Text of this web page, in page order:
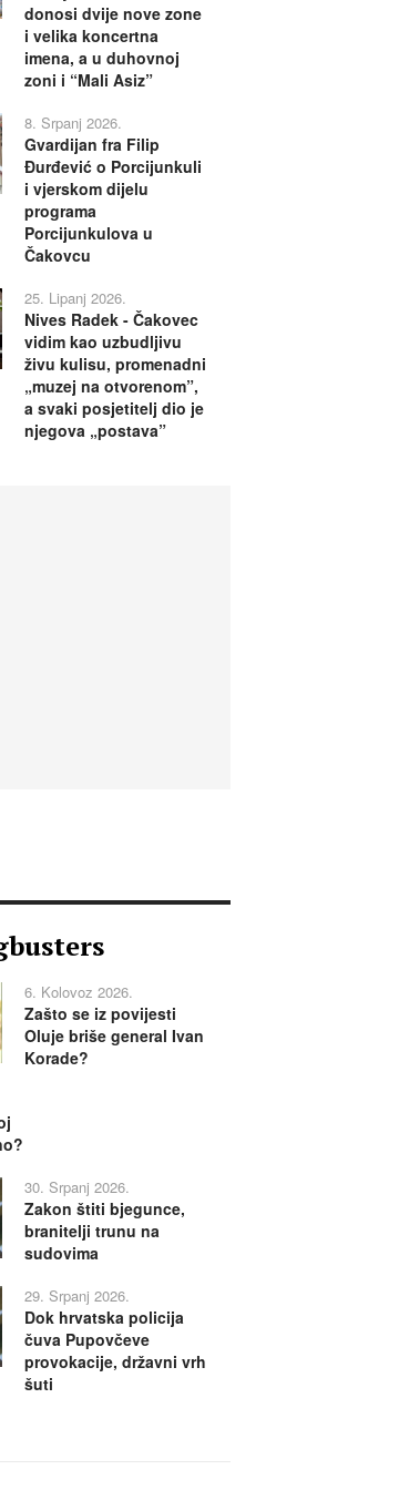
donosi dvije nove zone
i velika koncertna
imena, a u duhovnoj
zoni i “Mali Asiz”
8. Srpanj 2026.
Gvardijan fra Filip
Đurđević o Porcijunkuli
i vjerskom dijelu
programa
Porcijunkulova u
Čakovcu
25. Lipanj 2026.
Nives Radek - Čakovec
vidim kao uzbudljivu
živu kulisu, promenadni
„muzej na otvorenom”,
a svaki posjetitelj dio je
njegova „postava”
6. Kolovoz 2026.
Zašto se iz povijesti
Oluje briše general Ivan
Korade?
30. Srpanj 2026.
Zakon štiti bjegunce,
branitelji trunu na
sudovima
29. Srpanj 2026.
Dok hrvatska policija
čuva Pupovčeve
provokacije, državni vrh
šuti